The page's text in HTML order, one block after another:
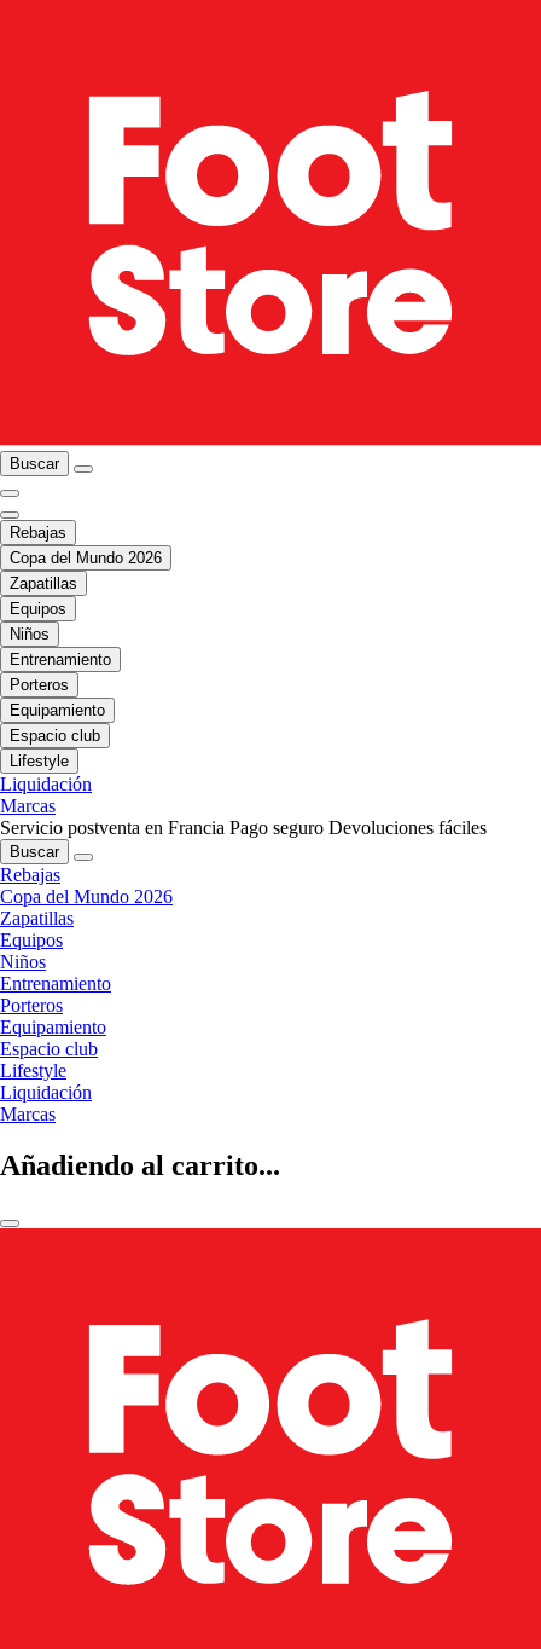
Buscar
Rebajas
Copa del Mundo 2026
Zapatillas
Equipos
Niños
Entrenamiento
Porteros
Equipamiento
Espacio club
Lifestyle
Liquidación
Marcas
Servicio postventa en Francia Pago seguro Devoluciones fáciles
Buscar
Rebajas
Copa del Mundo 2026
Zapatillas
Equipos
Niños
Entrenamiento
Porteros
Equipamiento
Espacio club
Lifestyle
Liquidación
Marcas
Añadiendo al carrito...